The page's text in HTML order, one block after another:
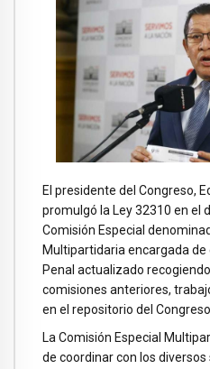
El presidente del Congreso,
promulgó la Ley 32310 en el
Comisión Especial
Multipartidaria encargada de
Penal actualizado
comisiones anteriores,
en el repositorio del
La Comisión Especial
de coordinar con los